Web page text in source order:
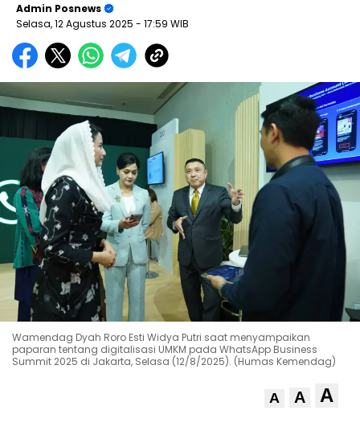
Admin Posnews
Selasa, 12 Agustus 2025 - 17:59 WIB
Wamendag Dyah Roro Esti Widya Putri saat menyampaikan
paparan tentang digitalisasi UMKM pada WhatsApp Business
Summit 2025 di Jakarta, Selasa (12/8/2025). (Humas Kemendag)
A A A